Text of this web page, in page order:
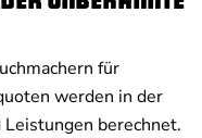
für
werden in der
berechnet.